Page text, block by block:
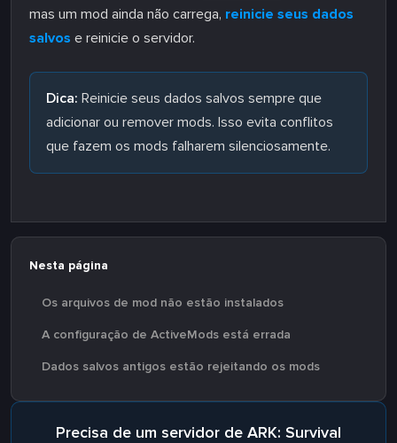
mas um mod ainda não carrega, reinicie seus dados
salvos e reinicie o servidor.
Dica: Reinicie seus dados salvos sempre que
adicionar ou remover mods. Isso evita conflitos
que fazem os mods falharem silenciosamente.
Nesta página
Os arquivos de mod não estão instalados
A configuração de ActiveMods está errada
Dados salvos antigos estão rejeitando os mods
Precisa de um servidor de ARK: Survival